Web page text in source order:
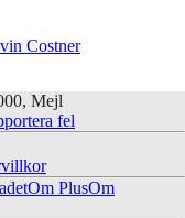
Costner
Mejl
fel
Om PlusOm